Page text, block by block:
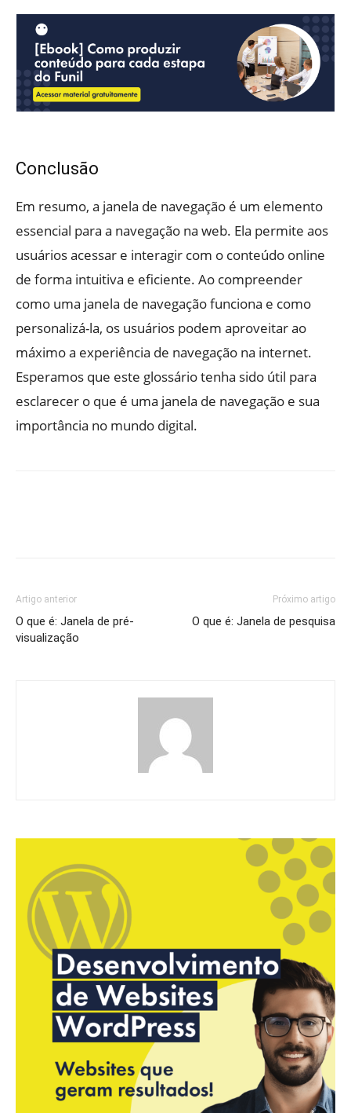
Conclusão
Em resumo, a janela de navegação é um elemento
essencial para a navegação na web. Ela permite aos
usuários acessar e interagir com o conteúdo online
de forma intuitiva e eficiente. Ao compreender
como uma janela de navegação funciona e como
personalizá-la, os usuários podem aproveitar ao
máximo a experiência de navegação na internet.
Esperamos que este glossário tenha sido útil para
esclarecer o que é uma janela de navegação e sua
importância no mundo digital.
Artigo anterior
O que é: Janela de pré-
visualização
Próximo artigo
O que é: Janela de pesquisa